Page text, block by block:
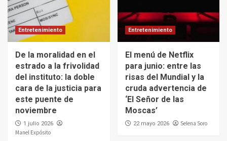
Entretenimiento
De la moralidad en el
estrado a la frivolidad
del instituto: la doble
cara de la justicia para
este puente de
noviembre
1 julio 2026
Manel Expósito
Entretenimiento
El menú de Netflix
para junio: entre las
risas del Mundial y la
cruda advertencia de
‘El Señor de las
Moscas’
22 mayo 2026 Selena Soro